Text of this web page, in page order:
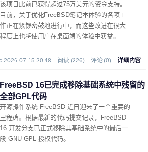
该项目此前已获得超过75万美元的资金支持。
目前，关于优化FreeBSD笔记本体验的各项工
作正在紧锣密鼓地进行中，而这些改进在很大
程度上也将使用户在桌面端的体验中获益。
2026-07-15 20:48 阅读 (226) 评论 (0) 详细内容
FreeBSD 16已完成移除基础系统中残留的
全部GPL代码
开源操作系统 FreeBSD 近日迎来了一个重要的
里程碑。根据最新的代码提交记录，FreeBSD
16 开发分支已正式移除其基础系统中的最后一
段 GNU GPL 授权代码。